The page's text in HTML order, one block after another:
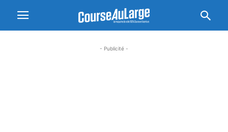
- Publicité -